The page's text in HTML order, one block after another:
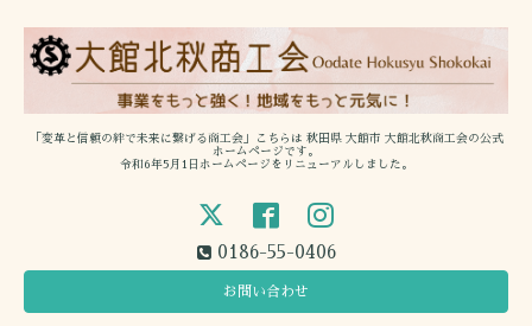
「変革と信頼の絆で未来に繋げる商工会」こちらは 秋田県 大館市 大館北秋商工会の公式
ホームページです。
令和6年5月1日ホームページをリニューアルしました。
0186-55-0406
お問い合わせ